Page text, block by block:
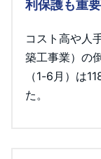
利保護も重
コスト高や人
築工事業）の
（1-6月）は
た。